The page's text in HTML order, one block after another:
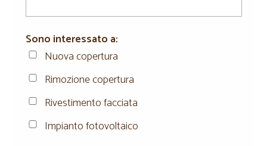
Sono interessato a:
Nuova copertura
Rimozione copertura
Rivestimento facciata
Impianto fotovoltaico